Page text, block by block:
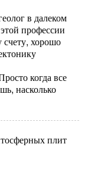
в далеком
профессии
хорошо
когда все
насколько
плит